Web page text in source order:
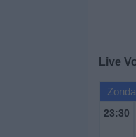
Live
23:30